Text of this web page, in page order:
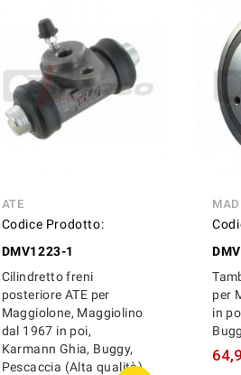
ATE
Codice Prodotto:
DMV1223-1
Cilindretto freni
posteriore ATE per
Maggiolone, Maggiolino
dal 1967 in poi,
Karmann Ghia, Buggy,
Pescaccia (Alta qualità)
per
in